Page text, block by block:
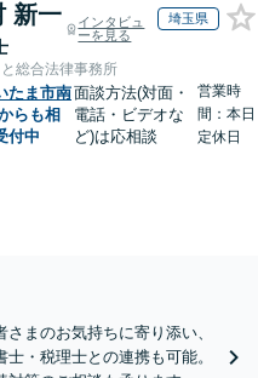
新一
インタビュ
ーを見る
埼玉県
総合法律事務所
たま市南
らも相
付中
面談方法(対面・
電話・ビデオな
ど)は応相談
営業時
間：本日
定休日
まのお気持ちに寄り添い、
・税理士との連携も可能。